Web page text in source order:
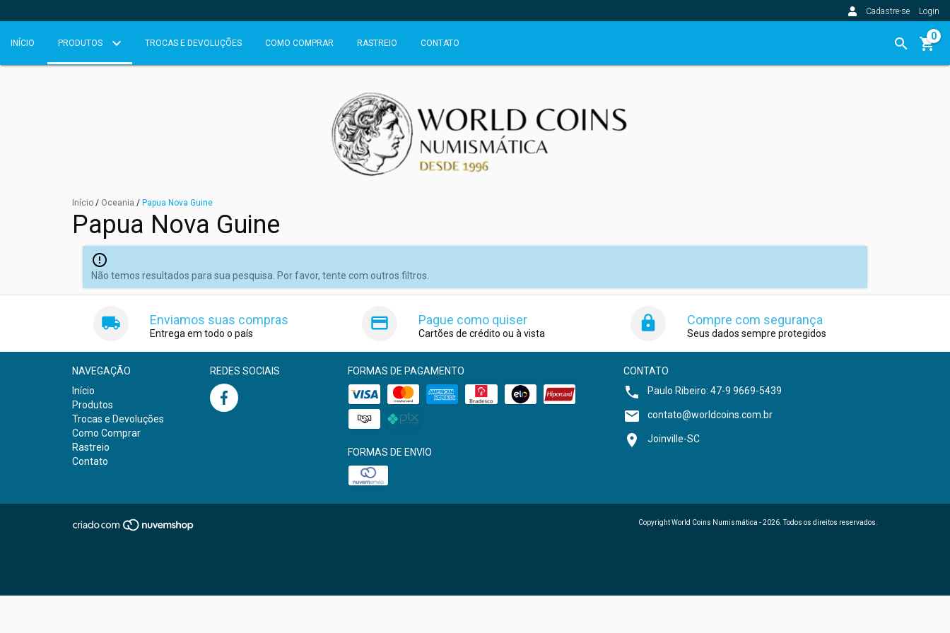
Cadastre-se Login
INÍCIO PRODUTOS TROCAS E DEVOLUÇÕES COMO COMPRAR RASTREIO CONTATO
0
Início / Oceania / Papua Nova Guine
Papua Nova Guine
Não temos resultados para sua pesquisa. Por favor, tente com outros filtros.
Enviamos suas compras
Entrega em todo o país
Pague como quiser
Cartões de crédito ou à vista
Compre com segurança
Seus dados sempre protegidos
NAVEGAÇÃO
Início
Produtos
Trocas e Devoluções
Como Comprar
Rastreio
Contato
REDES SOCIAIS FORMAS DE PAGAMENTO
FORMAS DE ENVIO
CONTATO
Paulo Ribeiro: 47-9 9669-5439
contato@worldcoins.com.br
Joinville-SC
Copyright World Coins Numismática - 2026. Todos os direitos reservados.